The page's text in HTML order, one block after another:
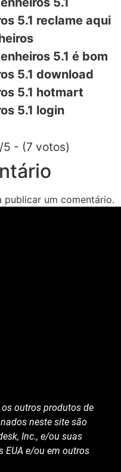
5.1 reclame aqui
5.1 é bom
5.1 download
5.1 hotmart
5.1 login
5 - (7 votos)
publicar um comentário.
outros produtos de
neste site são
Inc., e/ou suas
e/ou em outros